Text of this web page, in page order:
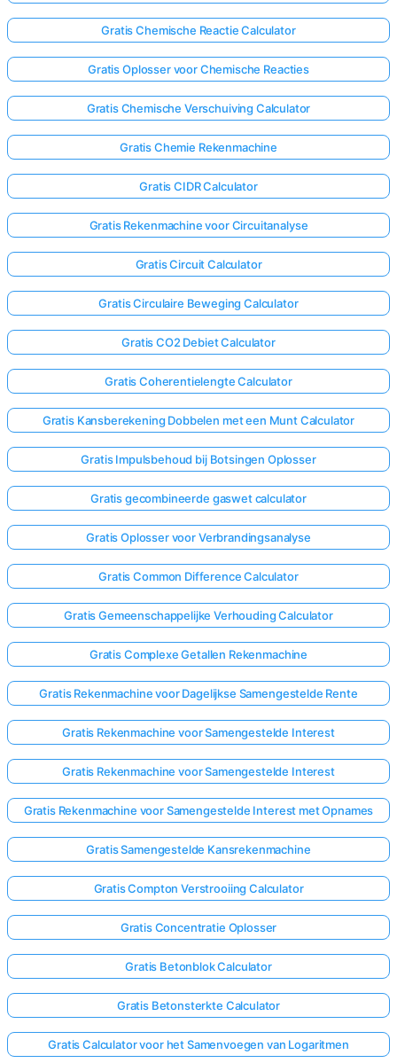
Gratis Chemische Reactie Calculator
Gratis Oplosser voor Chemische Reacties
Gratis Chemische Verschuiving Calculator
Gratis Chemie Rekenmachine
Gratis CIDR Calculator
Gratis Rekenmachine voor Circuitanalyse
Gratis Circuit Calculator
Gratis Circulaire Beweging Calculator
Gratis CO2 Debiet Calculator
Gratis Coherentielengte Calculator
Gratis Kansberekening Dobbelen met een Munt Calculator
Gratis Impulsbehoud bij Botsingen Oplosser
Gratis gecombineerde gaswet calculator
Gratis Oplosser voor Verbrandingsanalyse
Gratis Common Difference Calculator
Gratis Gemeenschappelijke Verhouding Calculator
Gratis Complexe Getallen Rekenmachine
Gratis Rekenmachine voor Dagelijkse Samengestelde Rente
Gratis Rekenmachine voor Samengestelde Interest
Gratis Rekenmachine voor Samengestelde Interest
Gratis Rekenmachine voor Samengestelde Interest met Opnames
Gratis Samengestelde Kansrekenmachine
Gratis Compton Verstrooiing Calculator
Gratis Concentratie Oplosser
Gratis Betonblok Calculator
Gratis Betonsterkte Calculator
Gratis Calculator voor het Samenvoegen van Logaritmen